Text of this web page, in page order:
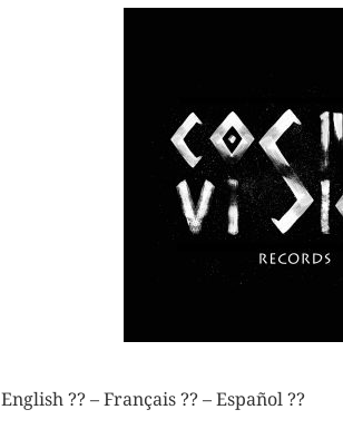
English ?? – Français ?? – Español ??